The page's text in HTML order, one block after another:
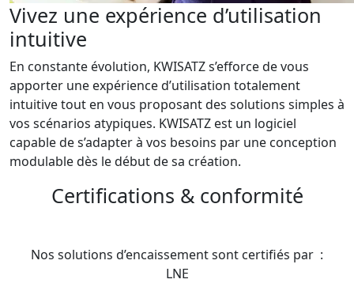
Vivez une expérience d’utilisation
intuitive
En constante évolution, KWISATZ s’efforce de vous
apporter une expérience d’utilisation totalement
intuitive tout en vous proposant des solutions simples à
vos scénarios atypiques. KWISATZ est un logiciel
capable de s’adapter à vos besoins par une conception
modulable dès le début de sa création.
Certifications & conformité
Nos solutions d’encaissement sont certifiés par :
LNE